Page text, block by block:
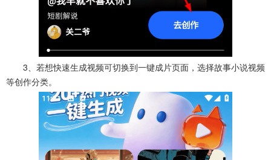
3、若想快速生成视频可切换到一键成片页面，选择故事小说视频
等创作分类。